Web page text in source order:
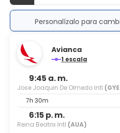
Personalízalo para
Avianca
1 escala
9:45 a. m.
Jose Joaquin De Olmedo Intl
7h 30m
6:15 p. m.
Reina Beatrix Intl (AUA)